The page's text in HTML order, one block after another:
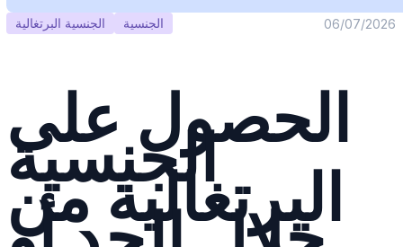
الجنسية البرتغالية الجنسية 06/07/2026
الحصول على
الجنسية
البرتغالية من